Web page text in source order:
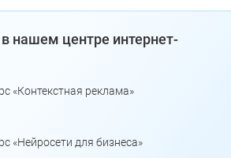
нашем центре интернет-
«Контекстная реклама»
«Нейросети для бизнеса»